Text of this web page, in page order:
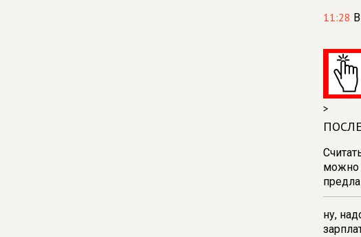
11:28
реке
11:27
11:26
10:53
>
можно
ну,